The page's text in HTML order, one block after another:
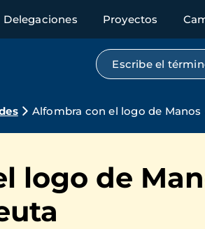
Delegaciones Proyectos
Búsqueda por
Alfombra con el logo de Manos
logo de